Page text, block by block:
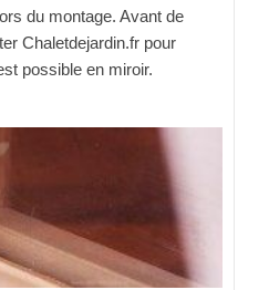
du montage. Avant de
Chaletdejardin.fr pour
possible en miroir.